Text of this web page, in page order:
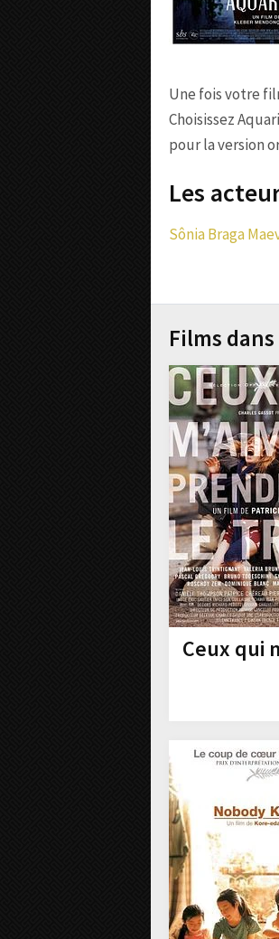
Une fois votre
Choisissez
pour la version
Les
Sônia Braga
Films
Ceux qui